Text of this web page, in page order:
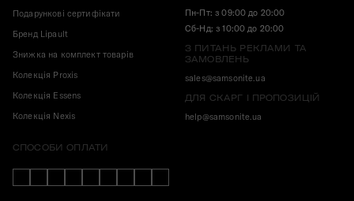
Подарункові сертифікати
Бренд Lipault
Знижка на комплект товарів
Колекція Proxis
Колекція Essens
Колекція Nexis
Пн-Пт: з 09:00 до 20:00
Сб-Нд: з 10:00 до 20:00
З ПИТАНЬ РЕКЛАМИ ТА
ЗАМОВЛЕНЬ
sales@samsonite.ua
ДЛЯ СКАРГ І ПРОПОЗИЦІЙ
help@samsonite.ua
СПОСОБИ ОПЛАТИ